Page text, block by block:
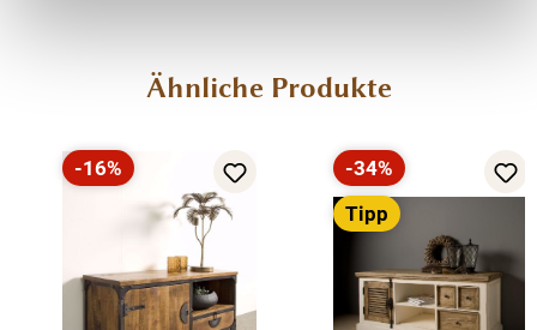
TV-Schrank Pando
Möbelstück aus recyceltem Teakholz. Der Schrank ist ein modernes und
Teakholz. Der TV-Schrank enthält eine Tür, eine Klapptür und zwei
Schubladen. Sehr praktisch um alle möglichen Dinge aufzubewahren.
Kombinieren Sie diesen Artikel mit den anderen Möbeln aus unserer
Pandora-Kollektion!
Produktgalerie überspringen
Ähnliche Produkte
Rabatt
-16%
Rabatt
-34%
Tipp